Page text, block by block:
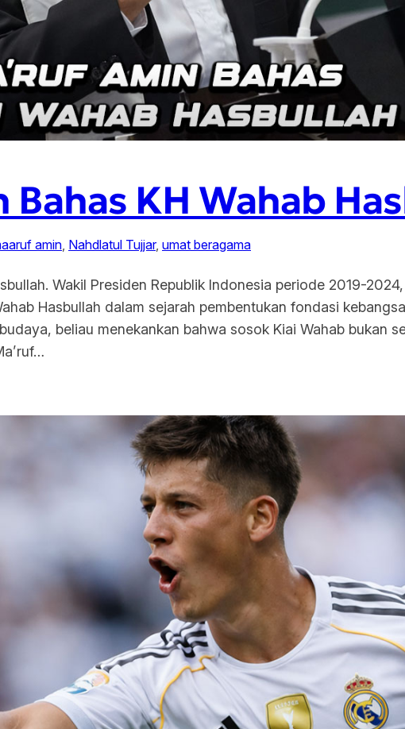
Bahas KH Wahab
amin, Nahdlatul Tujjar, umat beragama
Wakil Presiden Republik Indonesia periode 2019-
Hasbullah dalam sejarah pembentukan fondasi
beliau menekankan bahwa sosok Kiai Wahab bukan